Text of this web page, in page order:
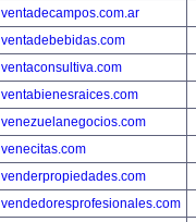
ventadecampos.com.ar
ventadebebidas.com
ventaconsultiva.com
ventabienesraices.com
venezuelanegocios.com
venecitas.com
venderpropiedades.com
vendedoresprofesionales.com